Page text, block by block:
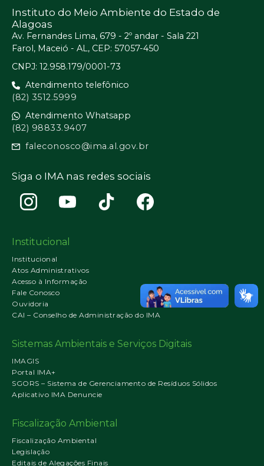
Instituto do Meio Ambiente do Estado de
Alagoas
Av. Fernandes Lima, 679 - 2º andar - Sala 221
Farol, Maceió - AL, CEP: 57057-450
CNPJ: 12.958.179/0001-73
Atendimento telefônico
(82) 3512.5999
Atendimento Whatsapp
(82) 98833.9407
faleconosco@ima.al.gov.br
Siga o IMA nas redes sociais
Institucional
Institucional
Atos Administrativos
Acesso à Informação
Fale Conosco
Ouvidoria
CAI – Conselho de Administração do IMA
Sistemas Ambientais e Serviços Digitais
IMAGIS
Portal IMA+
SGORS – Sistema de Gerenciamento de Resíduos Sólidos
Aplicativo IMA Denuncie
Fiscalização Ambiental
Fiscalização Ambiental
Legislação
Editais de Alegações Finais